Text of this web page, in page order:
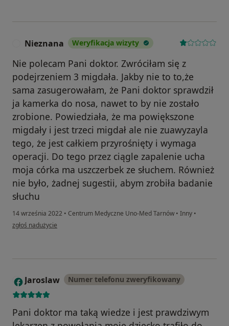
Nieznana Weryfikacja wizyty
Nie polecam Pani doktor. Zwróciłam się z
podejrzeniem 3 migdała. Jakby nie to to,że
sama zasugerowałam, że Pani doktor sprawdził
ja kamerka do nosa, nawet to by nie zostało
zrobione. Powiedziała, że ma powiększone
migdały i jest trzeci migdał ale nie zuawyzayla
tego, że jest całkiem przyrośnięty i wymaga
operacji. Do tego przez ciągle zapalenie ucha
moja córka ma uszczerbek ze słuchem. Również
nie było, żadnej sugestii, abym zrobiła badanie
słuchu
14 września 2022 • Centrum Medyczne Uno-Med Tarnów • Inny •
w opinii użytkownika Nieznana
zgłoś nadużycie
J Jaroslaw Numer telefonu zweryfikowany
Pani doktor ma taką wiedze i jest prawdziwym